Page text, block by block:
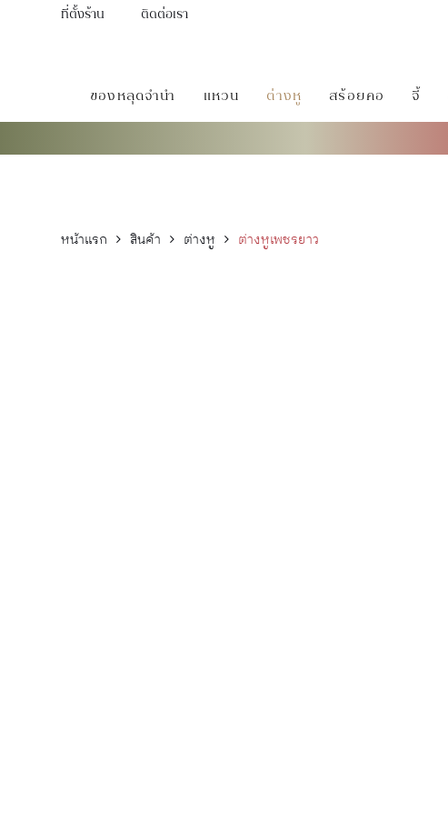
ที่ตั้งร้าน ติดต่อเรา
ของหลุดจำนำ แหวน ต่างหู สร้อยคอ จี้
หน้าแรก สินค้า ต่างหู ต่างหูเพชรยาว